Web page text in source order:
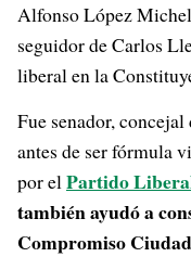
Alfonso López
seguidor de Carlos
liberal en la
Fue senador,
antes de ser fórmula
por elPartido
también ayudó a
Compromiso